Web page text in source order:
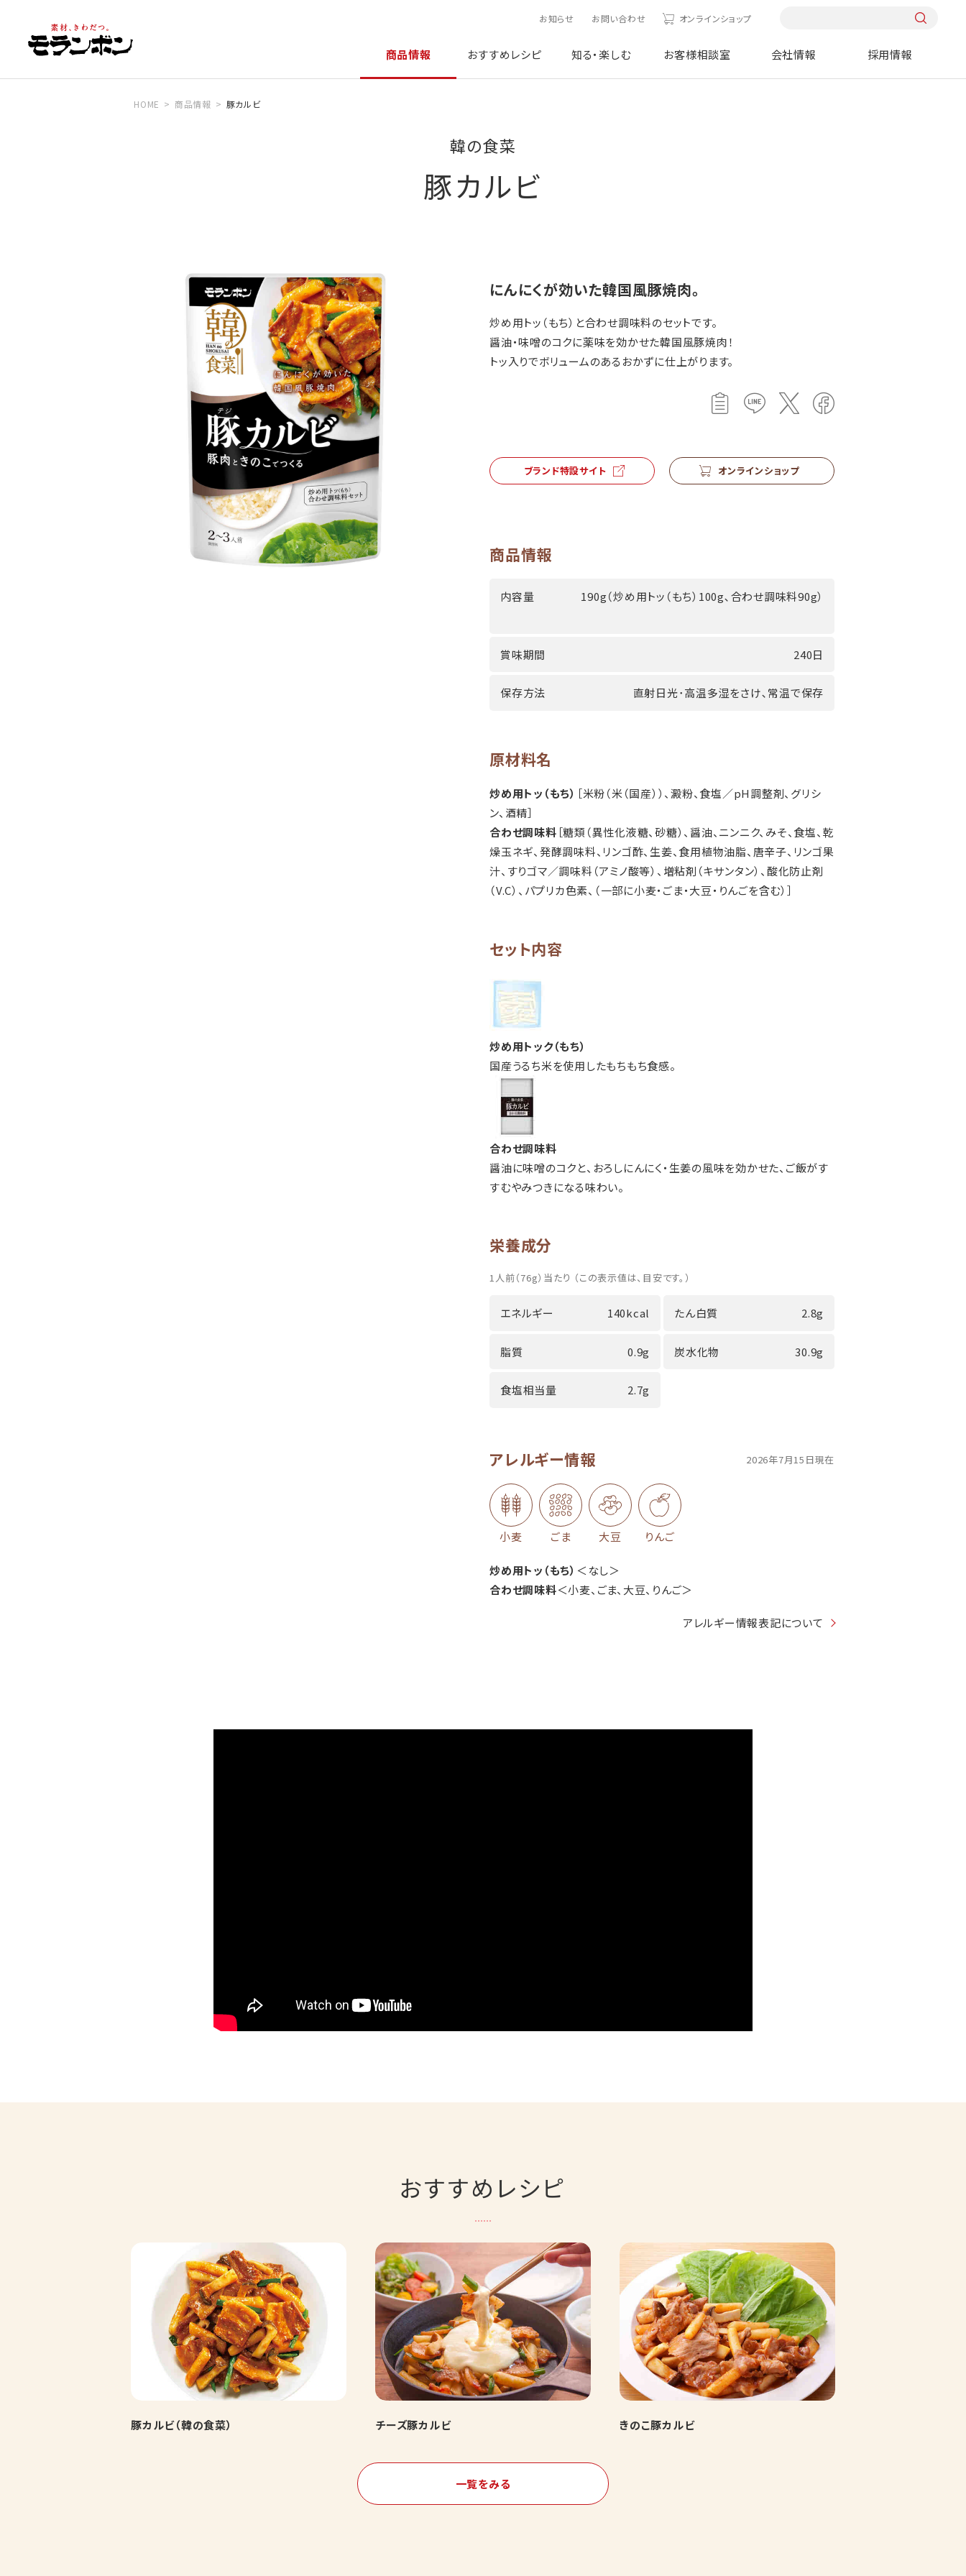
お知らせ お問い合わせ オンラインショップ
商品情報 おすすめレシピ 知る・楽しむ お客様相談室 会社情報 採用情報
HOME 商品情報 豚カルビ
韓の食菜
豚カルビ
にんにくが効いた韓国風豚焼肉。
炒め用トッ（もち）と合わせ調味料のセットです。
醤油・味噌のコクに薬味を効かせた韓国風豚焼肉！
トッ入りでボリュームのあるおかずに仕上がります。
ブランド特設サイト オンラインショップ
商品情報
内容量 190g（炒め用トッ（もち）100g､合わせ調味料90g）
賞味期間 240日
保存方法 直射日光･高温多湿をさけ､常温で保存
原材料名
炒め用トッ（もち） ［米粉（米（国産））、澱粉、食塩／pH調整剤、グリシ
ン、酒精］
合わせ調味料 ［糖類（異性化液糖、砂糖）、醤油、ニンニク、みそ、食塩、乾
燥玉ネギ、発酵調味料、リンゴ酢、生姜、食用植物油脂、唐辛子、リンゴ果
汁、すりゴマ／調味料（アミノ酸等）、増粘剤（キサンタン）、酸化防止剤
（V.C）、パプリカ色素、（一部に小麦・ごま・大豆・りんごを含む）］
セット内容
炒め用トック（もち）
国産うるち米を使用したもちもち食感。
合わせ調味料
醤油に味噌のコクと、おろしにんにく・生姜の風味を効かせた、ご飯がす
すむやみつきになる味わい。
栄養成分
1人前（76g）当たり （この表示値は、目安です。）
エネルギー 140kcal たん白質 2.8g
脂質 0.9g 炭水化物 30.9g
食塩相当量 2.7g
アレルギー情報 2026年7月15日現在
小麦 ごま 大豆 りんご
炒め用トッ（もち） ＜なし＞
合わせ調味料＜小麦、ごま、大豆、りんご＞
アレルギー情報表記について
おすすめレシピ
豚カルビ（韓の食菜） チーズ豚カルビ きのこ豚カルビ
一覧をみる